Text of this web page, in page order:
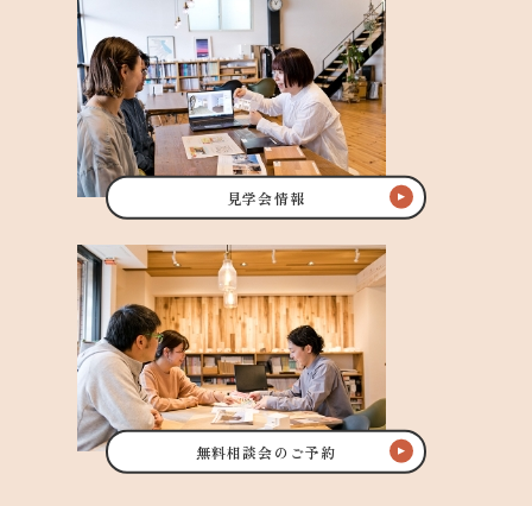
見学会情報
無料相談会のご予約